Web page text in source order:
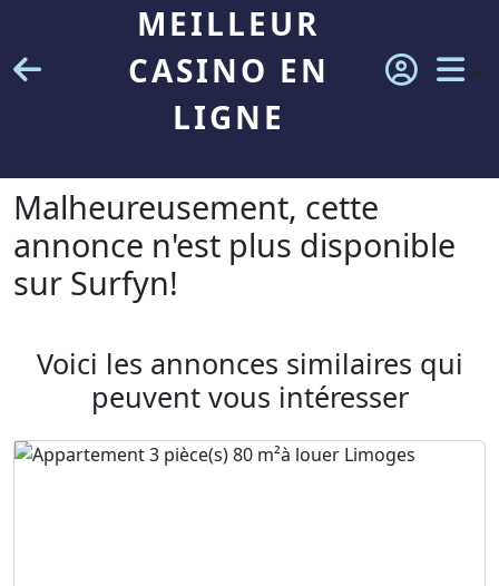
MEILLEUR
CASINO EN
LIGNE
Malheureusement, cette
annonce n'est plus disponible
sur Surfyn!
Voici les annonces similaires qui
peuvent vous intéresser